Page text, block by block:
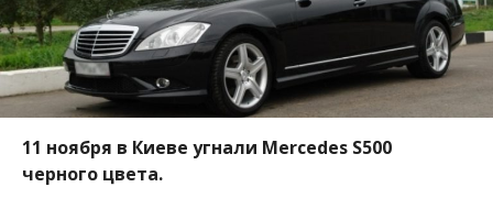
11 ноября в Киеве угнали Mercedes S500
черного цвета.